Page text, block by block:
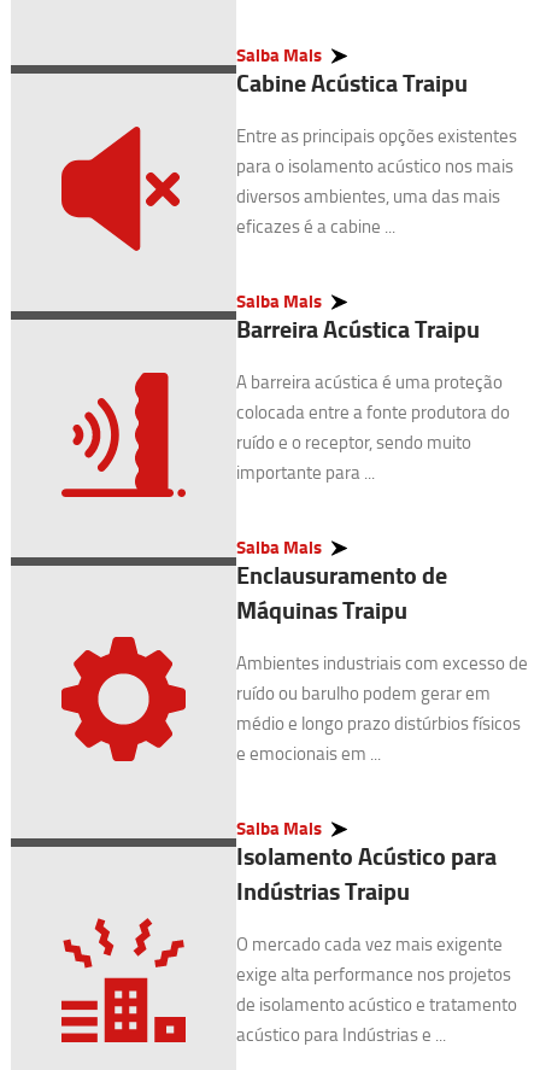
Saiba Mais
Cabine Acústica Traipu
Entre as principais opções existentes
para o isolamento acústico nos mais
diversos ambientes, uma das mais
eficazes é a cabine ...
Saiba Mais
Barreira Acústica Traipu
A barreira acústica é uma proteção
colocada entre a fonte produtora do
ruído e o receptor, sendo muito
importante para ...
Saiba Mais
Enclausuramento de
Máquinas Traipu
Ambientes industriais com excesso de
ruído ou barulho podem gerar em
médio e longo prazo distúrbios físicos
e emocionais em ...
Saiba Mais
Isolamento Acústico para
Indústrias Traipu
O mercado cada vez mais exigente
exige alta performance nos projetos
de isolamento acústico e tratamento
acústico para Indústrias e ...